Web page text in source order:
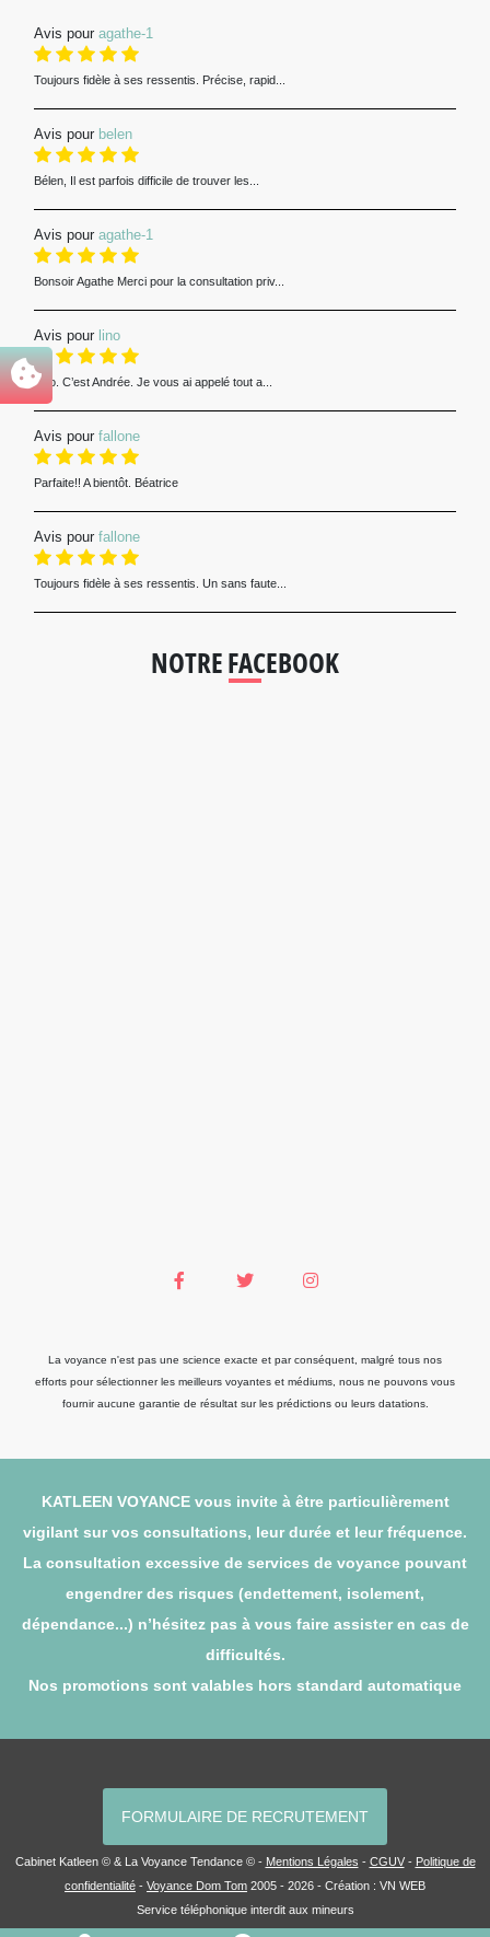
Avis pour agathe-1
Toujours fidèle à ses ressentis. Précise, rapid...
Avis pour belen
Bélen, Il est parfois difficile de trouver les...
Avis pour agathe-1
Bonsoir Agathe Merci pour la consultation priv...
Avis pour lino
Lino. C’est Andrée. Je vous ai appelé tout a...
Avis pour fallone
Parfaite!! A bientôt. Béatrice
Avis pour fallone
Toujours fidèle à ses ressentis. Un sans faute...
NOTRE FACEBOOK
La voyance n'est pas une science exacte et par conséquent, malgré tous nos
efforts pour sélectionner les meilleurs voyantes et médiums, nous ne pouvons vous
fournir aucune garantie de résultat sur les prédictions ou leurs datations.
KATLEEN VOYANCE vous invite à être particulièrement
vigilant sur vos consultations, leur durée et leur fréquence.
La consultation excessive de services de voyance pouvant
engendrer des risques (endettement, isolement,
dépendance...) n’hésitez pas à vous faire assister en cas de
difficultés.
Nos promotions sont valables hors standard automatique
FORMULAIRE DE RECRUTEMENT
Cabinet Katleen © & La Voyance Tendance © - Mentions Légales - CGUV- Politique de
confidentialité - Voyance Dom Tom 2005 - 2026 - Création : VN WEB
Service téléphonique interdit aux mineurs